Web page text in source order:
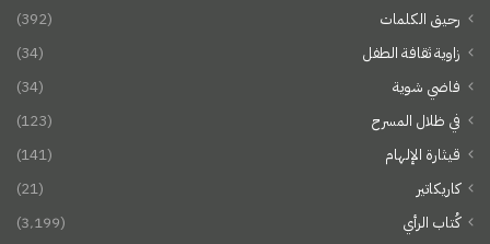
رحيق الكلمات
(392)
زاوية ثقافة الطفل
(34)
فاضي شوية
(34)
في ظلال المسرح
(123)
قيثارة الإلهام
(141)
كاريكاتير
(21)
كُتاب الرأي
(3٬199)